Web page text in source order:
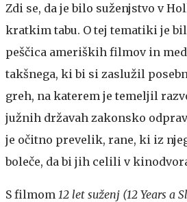
Zdi se, da je bilo suženjstvo v
kratkim tabu. O tej tematiki je
peščica ameriških filmov in
takšnega, ki bi si zaslužil
greh, na katerem je temeljil
južnih državah zakonsko
je očitno prevelik, rane, ki iz
boleče, da bi jih celili v
S filmom 12 let suženj (12 Years a